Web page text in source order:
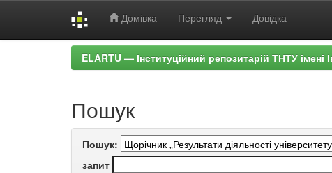
Домівка Перегляд Довідка
ELARTU — Інституційний репозитарій ТНТУ імені
Пошук
Пошук:
запит